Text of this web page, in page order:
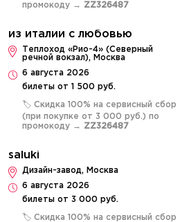
промокоду → ZZ326487
из италии с любовью
Теплоход «Рио-4» (Северный
речной вокзал), Москва
6 августа 2026
билеты от 1 500 руб.
🏷️ Скидка 100% на сервисный сбор
(при покупке от 3 000 руб.) по
промокоду → ZZ326487
saluki
Дизайн-завод, Москва
6 августа 2026
билеты от 3 000 руб.
🏷️ Скидка 100% на сервисный сбор